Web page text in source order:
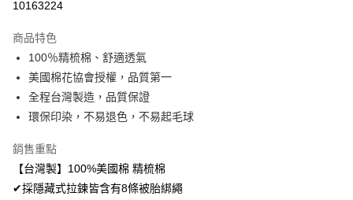
Apple Pay
悠遊付
Google Pay
AFTEE先享後付
相關說明
AFTEE先享後付是「在收到商品之後才付款」的支付方式。 讓您購物簡單
ATM付款
10163224
商品特色
100％精梳棉、舒適透氣
美國棉花協會授權，品質第一
全程台灣製造，品質保證
環保印染，不易退色，不易起毛球
銷售重點
【台灣製】100%美國棉 精梳棉
✔採隱藏式拉鍊皆含有8條被胎綁繩